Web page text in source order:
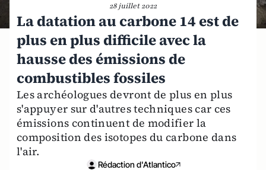
28 juillet 2022
La datation au carbone 14 est de
plus en plus difficile avec la
hausse des émissions de
combustibles fossiles
Les archéologues devront de plus en plus
s'appuyer sur d'autres techniques car ces
émissions continuent de modifier la
composition des isotopes du carbone dans
l'air.
Rédaction d'Atlantico